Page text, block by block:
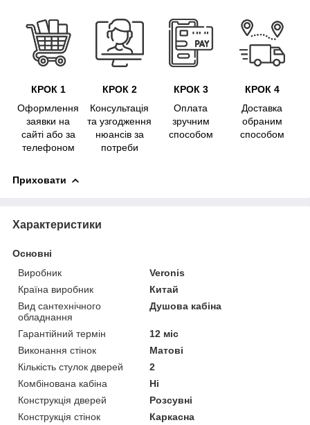
КРОК 1
Оформлення
заявки на
сайті або за
телефоном
КРОК 2
Консультація
та узгодження
нюансів за
потреби
КРОК 3
Оплата
зручним
способом
КРОК 4
Доставка
обраним
способом
Приховати
Характеристики
Основні
Виробник
Veronis
Країна виробник
Китай
Вид сантехнічного
обладнання
Душова кабіна
Гарантійний термін
12 міс
Виконання стінок
Матові
Кількість стулок дверей
2
Комбінована кабіна
Ні
Конструкція дверей
Розсувні
Конструкція стінок
Каркасна